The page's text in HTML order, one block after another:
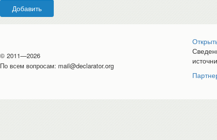
Добавить
© 2011—2026
По всем вопросам: mail@declarator.org